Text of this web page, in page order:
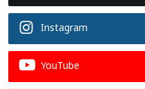
Instagram
YouTube